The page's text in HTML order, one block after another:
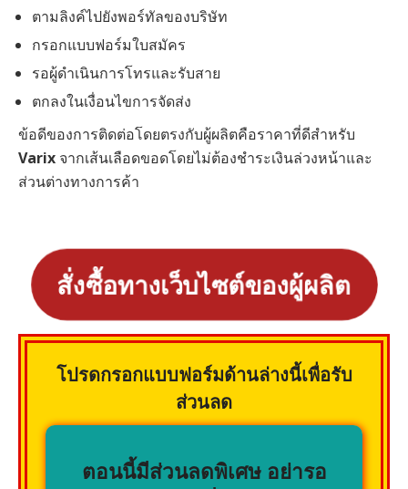
ตามลิงค์ไปยังพอร์ทัลของบริษัท
กรอกแบบฟอร์มใบสมัคร
รอผู้ดำเนินการโทรและรับสาย
ตกลงในเงื่อนไขการจัดส่ง
ข้อดีของการติดต่อโดยตรงกับผู้ผลิตคือราคาที่ดีสำหรับ
Varix จากเส้นเลือดขอดโดยไม่ต้องชำระเงินล่วงหน้าและ
ส่วนต่างทางการค้า
สั่งซื้อทางเว็บไซต์ของผู้ผลิต
โปรดกรอกแบบฟอร์มด้านล่างนี้เพื่อรับ
ส่วนลด
ตอนนี้มีส่วนลดพิเศษ อย่ารอ